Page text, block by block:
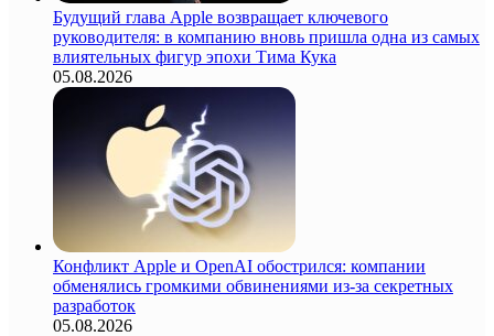
Будущий глава Apple возвращает ключевого
руководителя: в компанию вновь пришла одна из самых
влиятельных фигур эпохи Тима Кука
05.08.2026
Конфликт Apple и OpenAI обострился: компании
обменялись громкими обвинениями из-за секретных
разработок
05.08.2026